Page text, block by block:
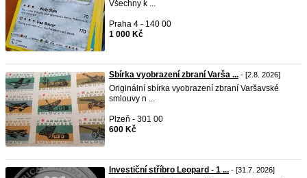
Všechny k ...
Praha 4 - 140 00
1 000 Kč
Sbírka vyobrazení zbraní Varša ... - [2.8. 2026]
Originální sbírka vyobrazení zbraní Varšavské
smlouvy n ...
Plzeň - 301 00
600 Kč
Investiční stříbro Leopard - 1 ... - [31.7. 2026]